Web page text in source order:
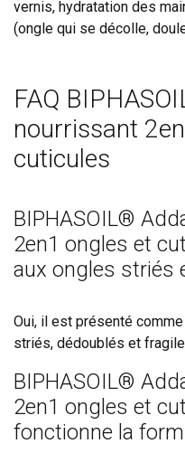
vernis, hydratation des
(ongle qui se décolle,
FAQ
nourrissant
cuticules
BIPHASOIL®
2en1 ongles et
aux ongles striés
Oui, il est présenté
striés, dédoublés et
BIPHASOIL®
2en1 ongles et
fonctionne la